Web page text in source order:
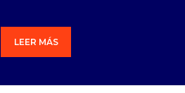
LEER MÁS